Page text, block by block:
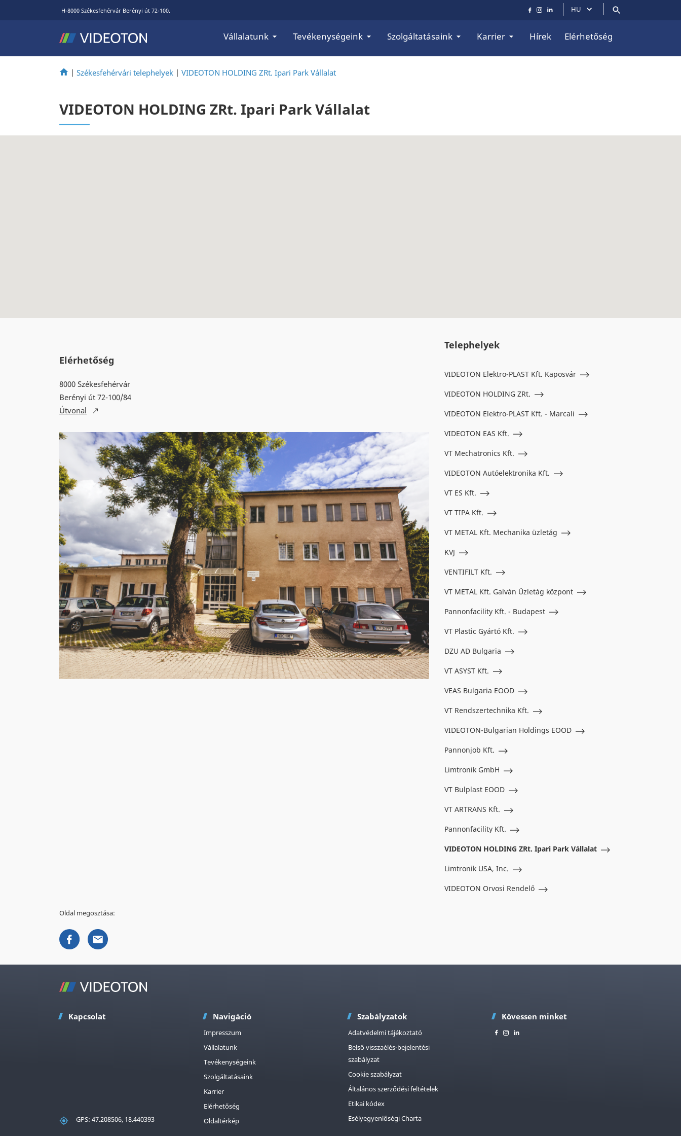
H-8000 Székesfehérvár Berényi út 72-100. HU
Vállalatunk Tevékenységeink Szolgáltatásaink Karrier Hírek Elérhetőség
| Székesfehérvári telephelyek | VIDEOTON HOLDING ZRt. Ipari Park Vállalat
VIDEOTON HOLDING ZRt. Ipari Park Vállalat
Elérhetőség
8000 Székesfehérvár
Berényi út 72-100/84
Útvonal
Telephelyek
VIDEOTON Elektro-PLAST Kft. Kaposvár
VIDEOTON HOLDING ZRt.
VIDEOTON Elektro-PLAST Kft. - Marcali
VIDEOTON EAS Kft.
VT Mechatronics Kft.
VIDEOTON Autóelektronika Kft.
VT ES Kft.
VT TIPA Kft.
VT METAL Kft. Mechanika üzletág
KVJ
VENTIFILT Kft.
VT METAL Kft. Galván Üzletág központ
Pannonfacility Kft. - Budapest
VT Plastic Gyártó Kft.
DZU AD Bulgaria
VT ASYST Kft.
VEAS Bulgaria EOOD
VT Rendszertechnika Kft.
VIDEOTON-Bulgarian Holdings EOOD
Pannonjob Kft.
Limtronik GmbH
VT Bulplast EOOD
VT ARTRANS Kft.
Pannonfacility Kft.
VIDEOTON HOLDING ZRt. Ipari Park Vállalat
Limtronik USA, Inc.
VIDEOTON Orvosi Rendelő
Oldal megosztása:
Kapcsolat
GPS: 47.208506, 18.440393
Navigáció
Impresszum
Vállalatunk
Tevékenységeink
Szolgáltatásaink
Karrier
Elérhetőség
Oldaltérkép
Szabályzatok
Adatvédelmi tájékoztató
Belső visszaélés-bejelentési
szabályzat
Cookie szabályzat
Általános szerződési feltételek
Etikai kódex
Esélyegyenlőségi Charta
Kövessen minket